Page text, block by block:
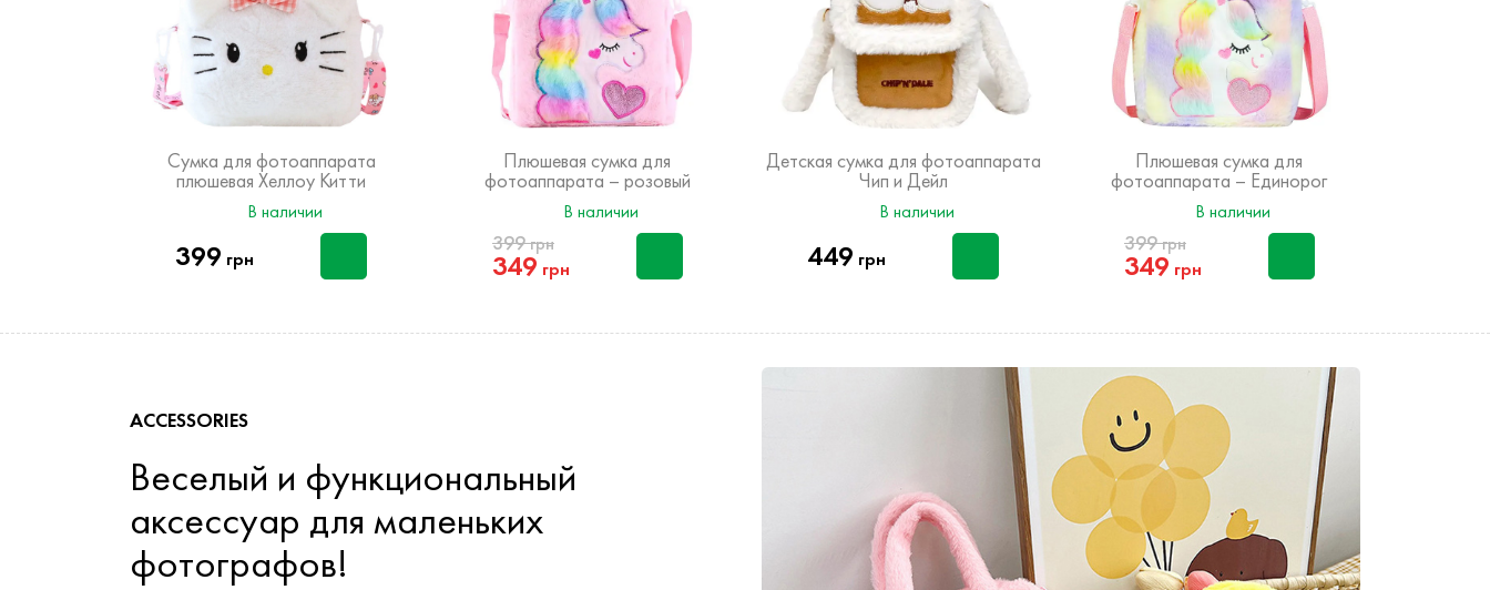
Сумка для фотоаппарата
плюшевая Хеллоу Китти
В наличии
399 грн
Плюшевая сумка для
фотоаппарата – розовый
Единорог
В наличии
399грн
349 грн
Детская сумка для фотоаппарата
Чип и Дейл
В наличии
449 грн
Плюшевая сумка для
фотоаппарата – Единорог
В наличии
399грн
349 грн
ACCESSORIES
Веселый и функциональный
аксессуар для маленьких
фотографов!